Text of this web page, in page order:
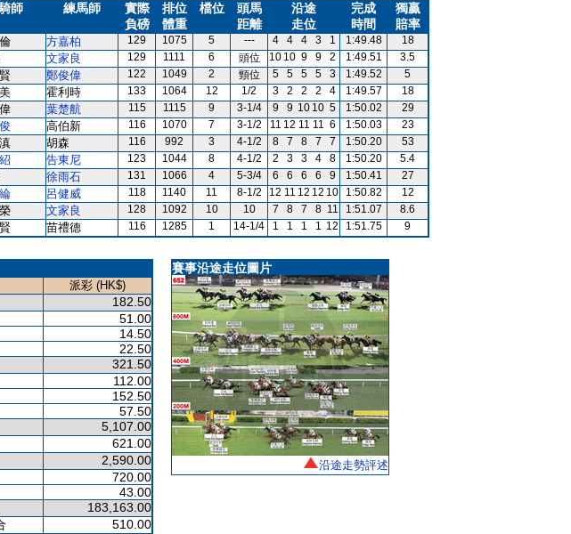
師 練馬師
實際
負磅
排位
體重
檔位
頭馬
距離
沿途
走位
完成
時間
獨贏
賠率
方嘉柏 129 1075 5 --- 4 4 4 3 1 1:49.48
18
文家良 129 1111 6 頭位 10 10 9 9 2 1:49.51
3.5
鄭俊偉 122 1049 2 頸位 5 5 5 5 3 1:49.52
5
霍利時 133 1064 12 1/2 3 2 2 2 4 1:49.57
18
葉楚航 115 1115 9 3-1/4 9 9 10 10 5 1:50.02
29
高伯新 116 1070 7 3-1/2 11 12 11 11 6 1:50.03
23
胡森 116 992 3 4-1/2 8 7 8 7 7 1:50.20
53
告東尼 123 1044 8 4-1/2 2 3 3 4 8 1:50.20
5.4
徐雨石 131 1066 4 5-3/4 6 6 6 6 9 1:50.41
27
呂健威 118 1140 11 8-1/2 12 11 12 12 10 1:50.82
12
文家良 128 1092 10 10 7 8 7 8 11 1:51.07
8.6
苗禮德 116 1285 1 14-1/4 1 1 1 1 12 1:51.75 9
派彩 (HK$)
182.50
51.00
14.50
22.50
321.50
112.00
152.50
57.50
5,107.00
621.00
2,590.00
720.00
43.00
183,163.00
510.00
賽事沿途走位圖片
沿途走勢評述